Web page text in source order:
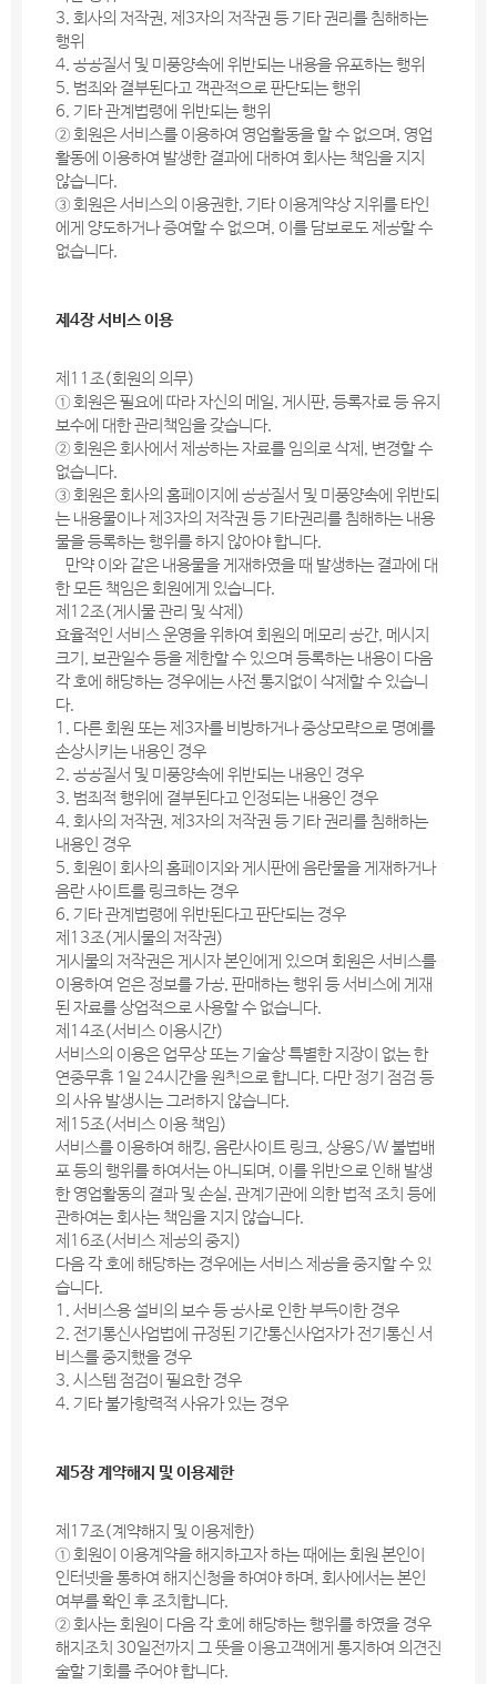
3. 회사의 저작권, 제3자의 저작권 등 기타 권리를 침해하는
행위
4. 공공질서 및 미풍양속에 위반되는 내용을 유포하는 행위
5. 범죄와 결부된다고 객관적으로 판단되는 행위
6. 기타 관계법령에 위반되는 행위
② 회원은 서비스를 이용하여 영업활동을 할 수 없으며, 영업
활동에 이용하여 발생한 결과에 대하여 회사는 책임을 지지
않습니다.
③ 회원은 서비스의 이용권한, 기타 이용계약상 지위를 타인
에게 양도하거나 증여할 수 없으며, 이를 담보로도 제공할 수
없습니다.
제4장 서비스 이용
제11조(회원의 의무)
① 회원은 필요에 따라 자신의 메일, 게시판, 등록자료 등 유지
보수에 대한 관리책임을 갖습니다.
② 회원은 회사에서 제공하는 자료를 임의로 삭제, 변경할 수
없습니다.
③ 회원은 회사의 홈페이지에 공공질서 및 미풍양속에 위반되
는 내용물이나 제3자의 저작권 등 기타권리를 침해하는 내용
물을 등록하는 행위를 하지 않아야 합니다.
만약 이와 같은 내용물을 게재하였을 때 발생하는 결과에 대
한 모든 책임은 회원에게 있습니다.
제12조(게시물 관리 및 삭제)
효율적인 서비스 운영을 위하여 회원의 메모리 공간, 메시지
크기, 보관일수 등을 제한할 수 있으며 등록하는 내용이 다음
각 호에 해당하는 경우에는 사전 통지없이 삭제할 수 있습니
다.
1. 다른 회원 또는 제3자를 비방하거나 중상모략으로 명예를
손상시키는 내용인 경우
2. 공공질서 및 미풍양속에 위반되는 내용인 경우
3. 범죄적 행위에 결부된다고 인정되는 내용인 경우
4. 회사의 저작권, 제3자의 저작권 등 기타 권리를 침해하는
내용인 경우
5. 회원이 회사의 홈페이지와 게시판에 음란물을 게재하거나
음란 사이트를 링크하는 경우
6. 기타 관계법령에 위반된다고 판단되는 경우
제13조(게시물의 저작권)
게시물의 저작권은 게시자 본인에게 있으며 회원은 서비스를
이용하여 얻은 정보를 가공, 판매하는 행위 등 서비스에 게재
된 자료를 상업적으로 사용할 수 없습니다.
제14조(서비스 이용시간)
서비스의 이용은 업무상 또는 기술상 특별한 지장이 없는 한
연중무휴 1일 24시간을 원칙으로 합니다. 다만 정기 점검 등
의 사유 발생시는 그러하지 않습니다.
제15조(서비스 이용 책임)
서비스를 이용하여 해킹, 음란사이트 링크, 상용S/W 불법배
포 등의 행위를 하여서는 아니되며, 이를 위반으로 인해 발생
한 영업활동의 결과 및 손실, 관계기관에 의한 법적 조치 등에
관하여는 회사는 책임을 지지 않습니다.
제16조(서비스 제공의 중지)
다음 각 호에 해당하는 경우에는 서비스 제공을 중지할 수 있
습니다.
1. 서비스용 설비의 보수 등 공사로 인한 부득이한 경우
2. 전기통신사업법에 규정된 기간통신사업자가 전기통신 서
비스를 중지했을 경우
3. 시스템 점검이 필요한 경우
4. 기타 불가항력적 사유가 있는 경우
제5장 계약해지 및 이용제한
제17조(계약해지 및 이용제한)
① 회원이 이용계약을 해지하고자 하는 때에는 회원 본인이
인터넷을 통하여 해지신청을 하여야 하며, 회사에서는 본인
여부를 확인 후 조치합니다.
② 회사는 회원이 다음 각 호에 해당하는 행위를 하였을 경우
해지조치 30일전까지 그 뜻을 이용고객에게 통지하여 의견진
술할 기회를 주어야 합니다.